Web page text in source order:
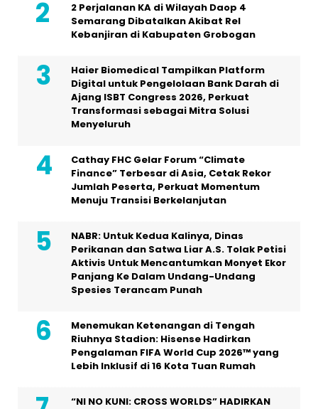
2 Perjalanan KA di Wilayah Daop 4
Semarang Dibatalkan Akibat Rel
Kebanjiran di Kabupaten Grobogan
Haier Biomedical Tampilkan Platform
Digital untuk Pengelolaan Bank Darah di
Ajang ISBT Congress 2026, Perkuat
Transformasi sebagai Mitra Solusi
Menyeluruh
Cathay FHC Gelar Forum “Climate
Finance” Terbesar di Asia, Cetak Rekor
Jumlah Peserta, Perkuat Momentum
Menuju Transisi Berkelanjutan
NABR: Untuk Kedua Kalinya, Dinas
Perikanan dan Satwa Liar A.S. Tolak Petisi
Aktivis Untuk Mencantumkan Monyet Ekor
Panjang Ke Dalam Undang-Undang
Spesies Terancam Punah
Menemukan Ketenangan di Tengah
Riuhnya Stadion: Hisense Hadirkan
Pengalaman FIFA World Cup 2026™ yang
Lebih Inklusif di 16 Kota Tuan Rumah
“NI NO KUNI: CROSS WORLDS” HADIRKAN